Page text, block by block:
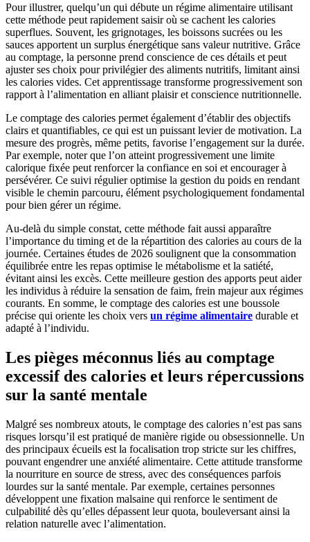
Pour illustrer, quelqu’un qui débute un régime alimentaire utilisant
cette méthode peut rapidement saisir où se cachent les calories
superflues. Souvent, les grignotages, les boissons sucrées ou les
sauces apportent un surplus énergétique sans valeur nutritive. Grâce
au comptage, la personne prend conscience de ces détails et peut
ajuster ses choix pour privilégier des aliments nutritifs, limitant ainsi
les calories vides. Cet apprentissage transforme progressivement son
rapport à l’alimentation en alliant plaisir et conscience nutritionnelle.
Le comptage des calories permet également d’établir des objectifs
clairs et quantifiables, ce qui est un puissant levier de motivation. La
mesure des progrès, même petits, favorise l’engagement sur la durée.
Par exemple, noter que l’on atteint progressivement une limite
calorique fixée peut renforcer la confiance en soi et encourager à
persévérer. Ce suivi régulier optimise la gestion du poids en rendant
visible le chemin parcouru, élément psychologiquement fondamental
pour bien gérer un régime.
Au-delà du simple constat, cette méthode fait aussi apparaître
l’importance du timing et de la répartition des calories au cours de la
journée. Certaines études de 2026 soulignent que la consommation
équilibrée entre les repas optimise le métabolisme et la satiété,
évitant ainsi les excès. Cette meilleure gestion des apports peut aider
les individus à réduire la sensation de faim, frein majeur aux régimes
courants. En somme, le comptage des calories est une boussole
précise qui oriente les choix vers un régime alimentaire durable et
adapté à l’individu.
Les pièges méconnus liés au comptage
excessif des calories et leurs répercussions
sur la santé mentale
Malgré ses nombreux atouts, le comptage des calories n’est pas sans
risques lorsqu’il est pratiqué de manière rigide ou obsessionnelle. Un
des principaux écueils est la focalisation trop stricte sur les chiffres,
pouvant engendrer une anxiété alimentaire. Cette attitude transforme
la nourriture en source de stress, avec des conséquences parfois
lourdes sur la santé mentale. Par exemple, certaines personnes
développent une fixation malsaine qui renforce le sentiment de
culpabilité dès qu’elles dépassent leur quota, bouleversant ainsi la
relation naturelle avec l’alimentation.